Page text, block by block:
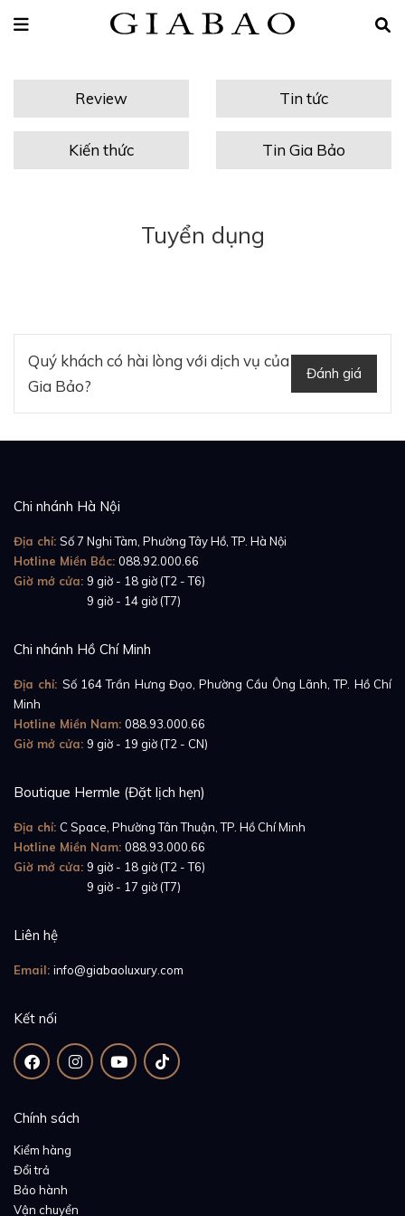
Review Tin tức
Kiến thức Tin Gia Bảo
Tuyển dụng
Quý khách có hài lòng với dịch vụ của
Gia Bảo?
Đánh giá
Chi nhánh Hà Nội
Địa chỉ: Số 7 Nghi Tàm, Phường Tây Hồ, TP. Hà Nội
Hotline Miền Bắc: 088.92.000.66
Giờ mở cửa: 9 giờ - 18 giờ (T2 - T6)
9 giờ - 14 giờ (T7)
Chi nhánh Hồ Chí Minh
Địa chỉ: Số 164 Trần Hưng Đạo, Phường Cầu Ông Lãnh, TP. Hồ Chí
Minh
Hotline Miền Nam: 088.93.000.66
Giờ mở cửa: 9 giờ - 19 giờ (T2 - CN)
Boutique Hermle (Đặt lịch hẹn)
Địa chỉ: C Space, Phường Tân Thuận, TP. Hồ Chí Minh
Hotline Miền Nam: 088.93.000.66
Giờ mở cửa: 9 giờ - 18 giờ (T2 - T6)
9 giờ - 17 giờ (T7)
Liên hệ
Email: info@giabaoluxury.com
Kết nối
Chính sách
Kiểm hàng
Đổi trả
Bảo hành
Vận chuyển